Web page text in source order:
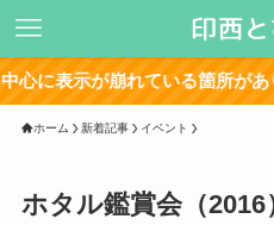
れている箇所があります。順
ホーム 新着記事 イベント
ホタル鑑賞会（